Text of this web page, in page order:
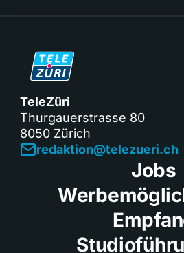
TeleZüri
Thurgauerstrasse 80
8050 Zürich
redaktion@telezueri.ch
Jobs